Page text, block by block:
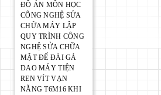
ĐỒ ÁN MÔN HỌC
CÔNG NGHỆ SỬA
CHỮA MÁY LẬP
QUY TRÌNH CÔNG
NGHỆ SỬA CHỮA
MẶT ĐẾ ĐÀI GÁ
DAO MÁY TIỆN
REN VÍT VẠN
NĂNG T6M16 KHI